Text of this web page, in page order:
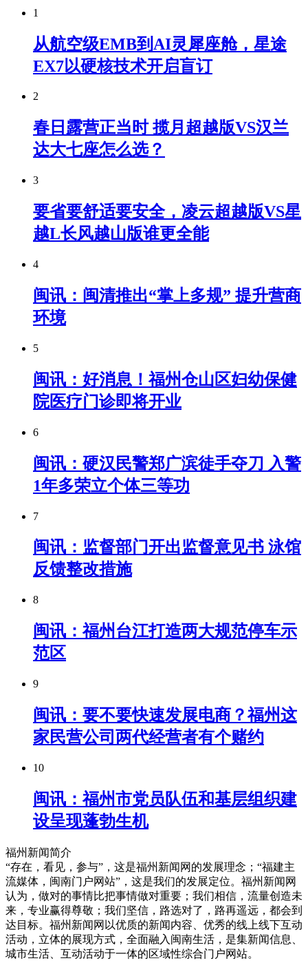
1
从航空级EMB到AI灵犀座舱，星途
EX7以硬核技术开启盲订
2
春日露营正当时 揽月超越版VS汉兰
达大七座怎么选？
3
要省要舒适要安全，凌云超越版VS星
越L长风越山版谁更全能
4
闽讯：闽清推出“掌上多规” 提升营商
环境
5
闽讯：好消息！福州仓山区妇幼保健
院医疗门诊即将开业
6
闽讯：硬汉民警郑广滨徒手夺刀 入警
1年多荣立个体三等功
7
闽讯：监督部门开出监督意见书 泳馆
反馈整改措施
8
闽讯：​福州台江打造两大规范停车示
范区
9
闽讯：要不要快速发展电商？福州这
家民营公司两代经营者有个赌约
10
闽讯：福州市党员队伍和基层组织建
设呈现蓬勃生机
福州新闻简介
“存在，看见，参与”，这是福州新闻网的发展理念；“福建主
流媒体，闽南门户网站”，这是我们的发展定位。福州新闻网
认为，做对的事情比把事情做对重要；我们相信，流量创造未
来，专业赢得尊敬；我们坚信，路选对了，路再遥远，都会到
达目标。福州新闻网以优质的新闻内容、优秀的线上线下互动
活动，立体的展现方式，全面融入闽南生活，是集新闻信息、
城市生活、互动活动于一体的区域性综合门户网站。